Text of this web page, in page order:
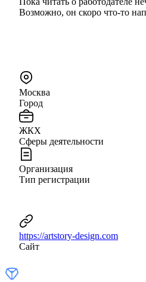
Возможно, он скоро что‑то
Москва
Город
ЖКХ
Сферы деятельности
Организация
Тип регистрации
https://artstory-design.com
Сайт